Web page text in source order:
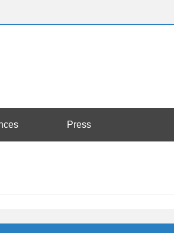
Press